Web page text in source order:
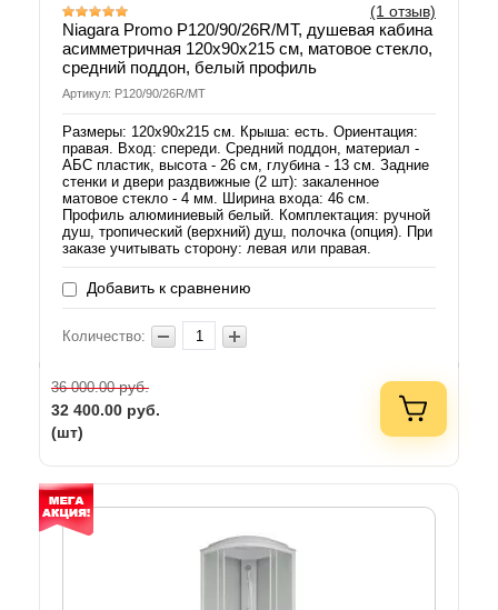
(1 отзыв)
Niagara Promo P120/90/26R/MT, душевая кабина
асимметричная 120х90х215 см, матовое стекло,
средний поддон, белый профиль
Артикул: P120/90/26R/MT
Размеры: 120х90х215 см. Крыша: есть. Ориентация:
правая. Вход: спереди. Средний поддон, материал -
АБС пластик, высота - 26 см, глубина - 13 см. Задние
стенки и двери раздвижные (2 шт): закаленное
матовое стекло - 4 мм. Ширина входа: 46 см.
Профиль алюминиевый белый. Комплектация: ручной
душ, тропический (верхний) душ, полочка (опция). При
заказе учитывать сторону: левая или правая.
Добавить к сравнению
Количество:
36 000.00руб.
32 400.00 руб.
(шт)